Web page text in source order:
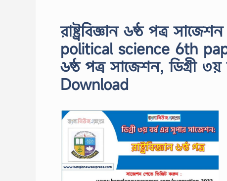
রাষ্ট্রবিজ্ঞান ৬ষ্ঠ পত্র
political science 6th paper
৬ষ্ঠ পত্র সাজেশন, ডিগ্রী ৩য়
Download